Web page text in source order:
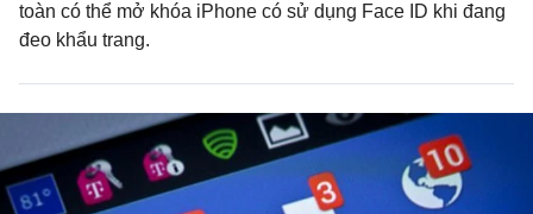
toàn có thể mở khóa iPhone có sử dụng Face ID khi đang
đeo khẩu trang.